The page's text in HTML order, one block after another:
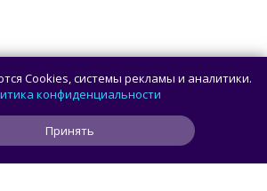
для Android и iOS
панель навигации
Cookies, системы рекламы и аналитики.
конфиденциальности
Принять